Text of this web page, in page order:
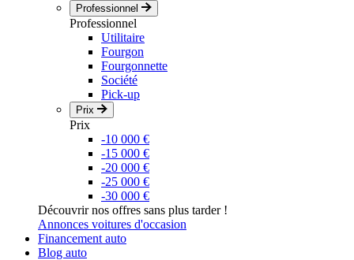
Professionnel
Professionnel
Utilitaire
Fourgon
Fourgonnette
Société
Pick-up
Prix
Prix
-10 000 €
-15 000 €
-20 000 €
-25 000 €
-30 000 €
Découvrir nos offres sans plus tarder !
Annonces voitures d'occasion
Financement auto
Blog auto